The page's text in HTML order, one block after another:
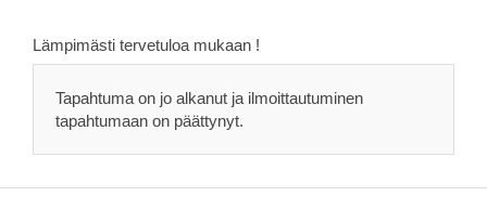
Lämpimästi tervetuloa mukaan !
Tapahtuma on jo alkanut ja ilmoittautuminen
tapahtumaan on päättynyt.